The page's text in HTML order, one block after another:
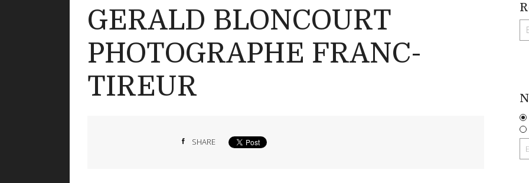
GERALD BLONCOURT
PHOTOGRAPHE FRANC-
TIREUR
SHARE